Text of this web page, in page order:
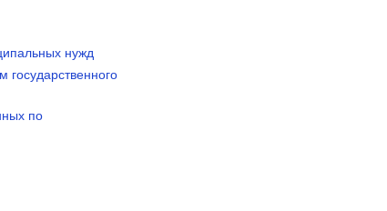
нужд
по